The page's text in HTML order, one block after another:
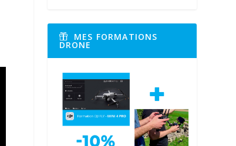
MES FORMATIONS
DRONE